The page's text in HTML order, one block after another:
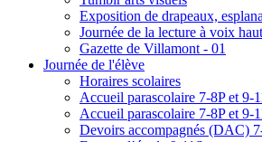
Exposition de drapeaux,
Journée de la lecture à voix
Gazette de Villamont - 01
Journée de l'élève
Horaires scolaires
Accueil parascolaire 7-8P et 9-
Accueil parascolaire 7-8P et 9-
Devoirs accompagnés (DAC)